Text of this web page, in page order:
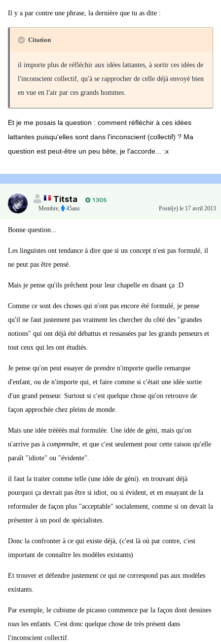
Il y a par contre une phrase, la dernière que tu as dite :
Citation
il importe plus de réfléchir aux idées lattantes, à sortir ces idées de
l'inconscient collectif, qu'à se rapprocher de celle déjà envoyé bien
en vue en l'air par ces grands hommes.
Et je me posais la question : comment réfléchir à ces idées
lattantes puisqu'elles sont dans l'inconscient (collectif) ? Ma
question est peut-être un peu bête, je l'accorde... :x
Titsta
1 305
Membre
45ans Posté(e) le 17 avril 2013
Bonne question...
Les linguistes ont tendance à dire que si un concept n'est pas formulé, il
ne peut pas être pensé.
Mais je pense qu'ils prêchent pour leur chapelle en disant ça :D
Comme ce sont des choses qui n'ont pas encore été formulé, je pense
qu'il ne faut justement pas vraiment les chercher du côté des "grandes
notions" qui ont déjà été débattus et ressassées par les grands penseurs et
tout ceux qui les ont étudiés.
Je pense qu'on peut essayer de prendre n'importe quelle remarque
d'enfant, ou de n'importe qui, et faire comme si c'était une idée sortie
d'un grand penseur. Surtout si c'est quelque chose qu'on retrouve de
façon approchée chez pleins de monde.
Mais une idée trèèèès mal formulée. Une idée de géni, mais qu'on
n'arrive pas à comprendre , et que c'est seulement pour cette raison qu'elle
paraît "idiote" ou "évidente".
il faut la traiter comme telle (une idée de géni). en trouvant déjà
pourquoi ça devrait pas être si idiot, ou si évident, et en essayant de la
reformuler de façon plus "acceptable" socialement, comme si on devait la
présenter à un pool de spécialistes.
Donc la confronter à ce qui existe déjà, (c'est là où par contre, c'est
important de connaître les modèles existants)
Et trouver et défendre justement ce qui ne correspond pas aux modèles
existants.
Par exemple, le cubisme de picasso commence par la façon dont dessines
tous les enfants. C'est donc quelque chose de très présent dans
l'inconscient collectif.